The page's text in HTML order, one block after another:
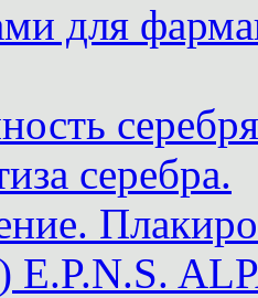
для
серебра.
E.P.N.S.